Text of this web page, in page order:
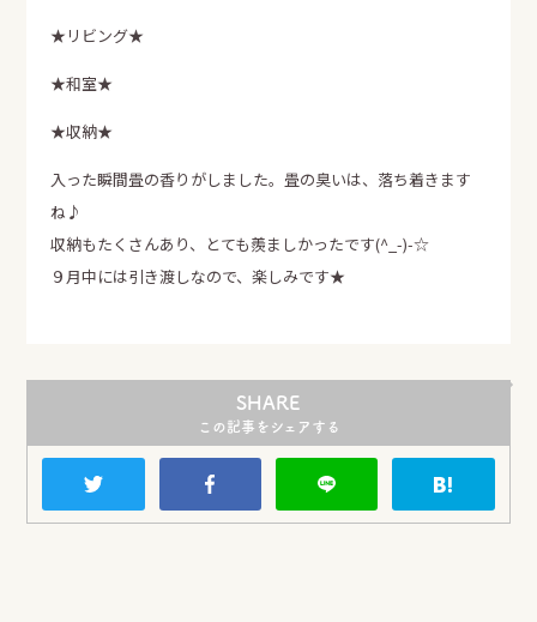
電話でのお問い合せはこちらから
LINE InstagramFacebook
★リビング★
★和室★
★収納★
入った瞬間畳の香りがしました。畳の臭いは、落ち着きます
ね♪
収納もたくさんあり、とても羨ましかったです(^_-)-☆
９月中には引き渡しなので、楽しみです★
SHARE
この記事をシェアする